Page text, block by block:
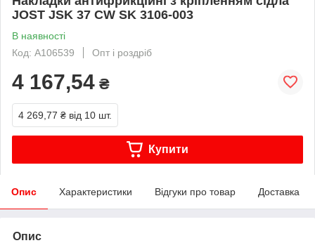
JOST JSK 37 CW SK 3106-003
В наявності
Код: A106539
Опт і роздріб
4 167,54 ₴
4 269,77 ₴ від 10 шт.
Купити
Опис Характеристики Відгуки про товар Доставка
Опис